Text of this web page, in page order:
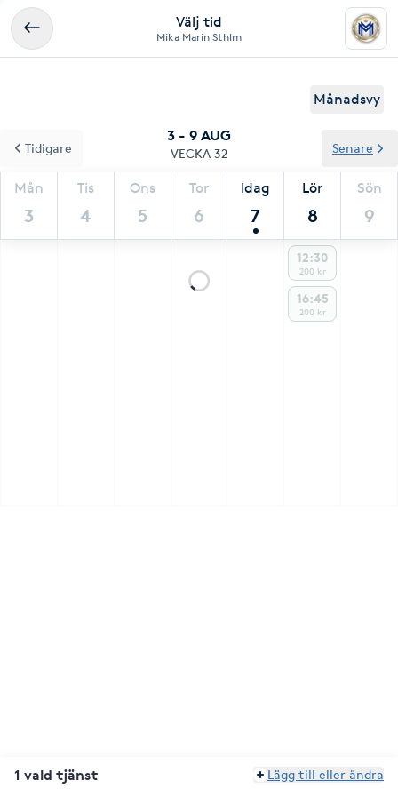
Välj tid
Mika Marin Sthlm
Månadsvy
3 - 9 AUG
VECKA 32
Mån
3
Tis
4
Ons
5
Tor
6
Idag
7
Lör
8
Sön
9
Tidigare Senare
12:30
200 kr
16:45
200 kr
1 vald tjänst Lägg till eller ändra